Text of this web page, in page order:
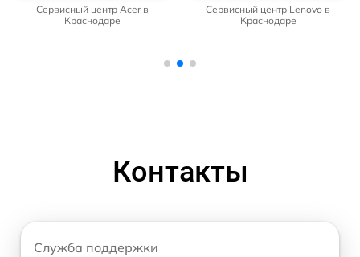
Сервисный центр Acer в
Краснодаре
Сервисный центр Lenovo в
Краснодаре
Контакты
Служба поддержки